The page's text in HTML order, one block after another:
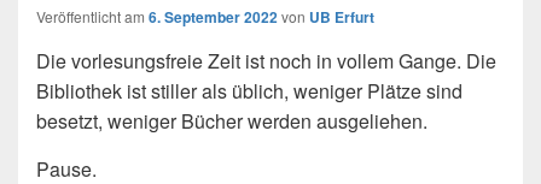
Veröffentlicht am 6. September 2022von UB Erfurt
Die vorlesungsfreie Zeit ist noch in vollem Gange. Die
Bibliothek ist stiller als üblich, weniger Plätze sind
besetzt, weniger Bücher werden ausgeliehen.
Pause.